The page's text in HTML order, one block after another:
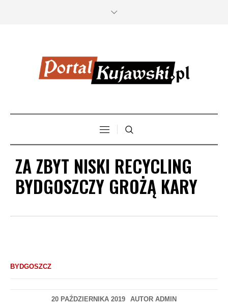
ZA ZBYT NISKI RECYCLING
BYDGOSZCZY GROŻĄ KARY
BYDGOSZCZ
20 PAŹDZIERNIKA 2019 AUTOR ADMIN